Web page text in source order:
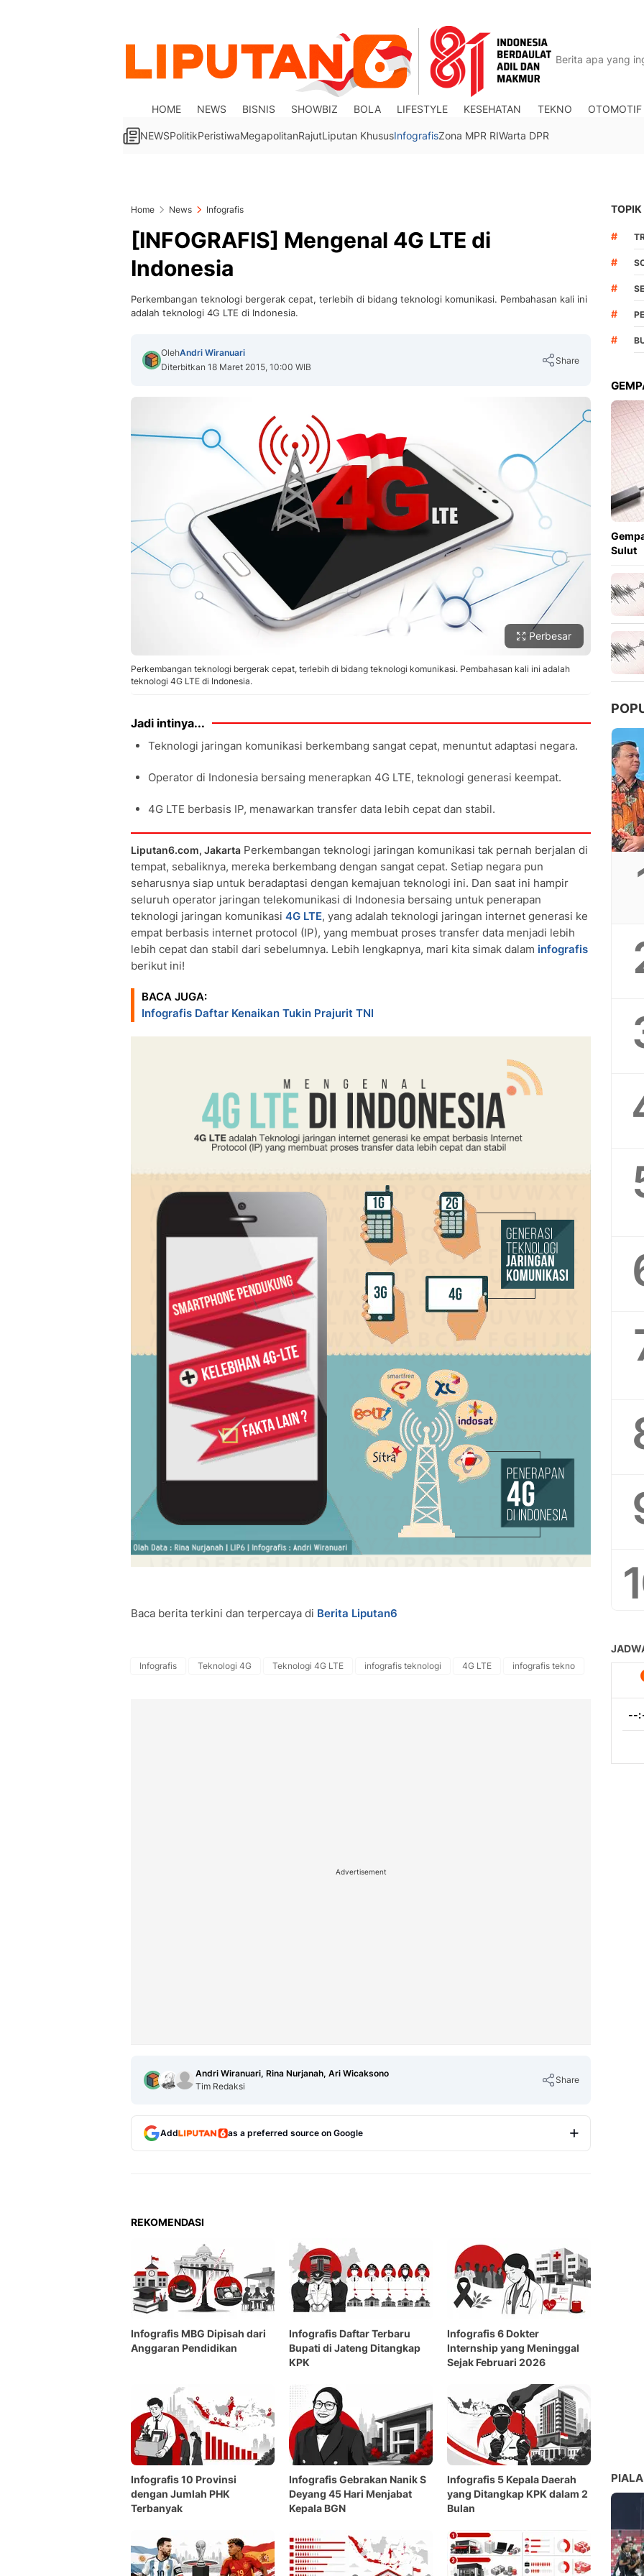
HOME NEWS BISNIS SHOWBIZ BOLA LIFESTYLE KESEHATAN TEKNO OTOMOTIF
NEWSPolitikPeristiwaMegapolitanRajutLiputan KhususInfografisZona MPR RIWarta DPR
Home News Infografis
[INFOGRAFIS] Mengenal 4G LTE di
Indonesia
Perkembangan teknologi bergerak cepat, terlebih di bidang teknologi komunikasi. Pembahasan kali ini
adalah teknologi 4G LTE di Indonesia.
OlehAndri Wiranuari
Diterbitkan 18 Maret 2015, 10:00 WIB
Share
Copy Link
Perbesar
Perkembangan teknologi bergerak cepat, terlebih di bidang teknologi komunikasi. Pembahasan kali ini adalah
teknologi 4G LTE di Indonesia.
Jadi intinya...
Teknologi jaringan komunikasi berkembang sangat cepat, menuntut adaptasi negara.
Operator di Indonesia bersaing menerapkan 4G LTE, teknologi generasi keempat.
4G LTE berbasis IP, menawarkan transfer data lebih cepat dan stabil.
Liputan6.com, Jakarta Perkembangan teknologi jaringan komunikasi tak pernah berjalan di
tempat, sebaliknya, mereka berkembang dengan sangat cepat. Setiap negara pun
seharusnya siap untuk beradaptasi dengan kemajuan teknologi ini. Dan saat ini hampir
seluruh operator jaringan telekomunikasi di Indonesia bersaing untuk penerapan
teknologi jaringan komunikasi 4G LTE, yang adalah teknologi jaringan internet generasi ke
empat berbasis internet protocol (IP), yang membuat proses transfer data menjadi lebih
lebih cepat dan stabil dari sebelumnya. Lebih lengkapnya, mari kita simak dalam infografis
berikut ini!
BACA JUGA:
Infografis Daftar Kenaikan Tukin Prajurit TNI
Baca berita terkini dan terpercaya di Berita Liputan6
Infografis Teknologi 4G Teknologi 4G LTE infografis teknologi 4G LTE infografis tekno
Advertisement
Andri Wiranuari, Rina Nurjanah, Ari Wicaksono
Tim Redaksi
Share
Add as a preferred source on Google
REKOMENDASI
Infografis MBG Dipisah dari
Anggaran Pendidikan
Infografis Daftar Terbaru
Bupati di Jateng Ditangkap
KPK
Infografis 6 Dokter
Internship yang Meninggal
Sejak Februari 2026
Infografis 10 Provinsi
dengan Jumlah PHK
Terbanyak
Infografis Gebrakan Nanik S
Deyang 45 Hari Menjabat
Kepala BGN
Infografis 5 Kepala Daerah
yang Ditangkap KPK dalam 2
Bulan
TOPIK
#
#
#
#
#
Sulut